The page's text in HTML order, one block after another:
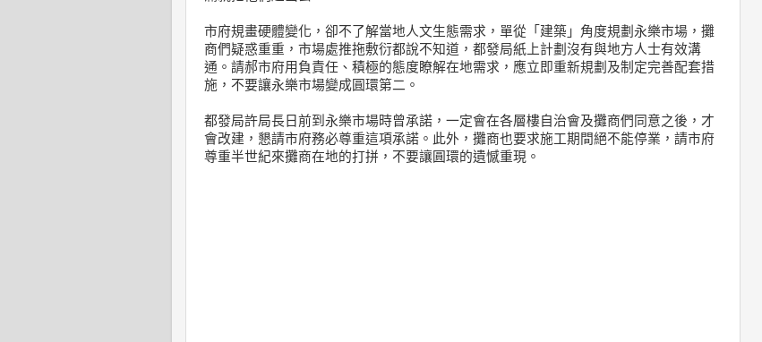
市府規畫硬體變化，卻不了解當地人文生態需求，單從「建築」角度規劃永樂市場，攤
商們疑惑重重，市場處推拖敷衍都說不知道，都發局紙上計劃沒有與地方人士有效溝
通。請郝市府用負責任、積極的態度瞭解在地需求，應立即重新規劃及制定完善配套措
施，不要讓永樂市場變成圓環第二。
都發局許局長日前到永樂市場時曾承諾，一定會在各層樓自治會及攤商們同意之後，才
會改建，懇請市府務必尊重這項承諾。此外，攤商也要求施工期間絕不能停業，請市府
尊重半世紀來攤商在地的打拼，不要讓圓環的遺憾重現。